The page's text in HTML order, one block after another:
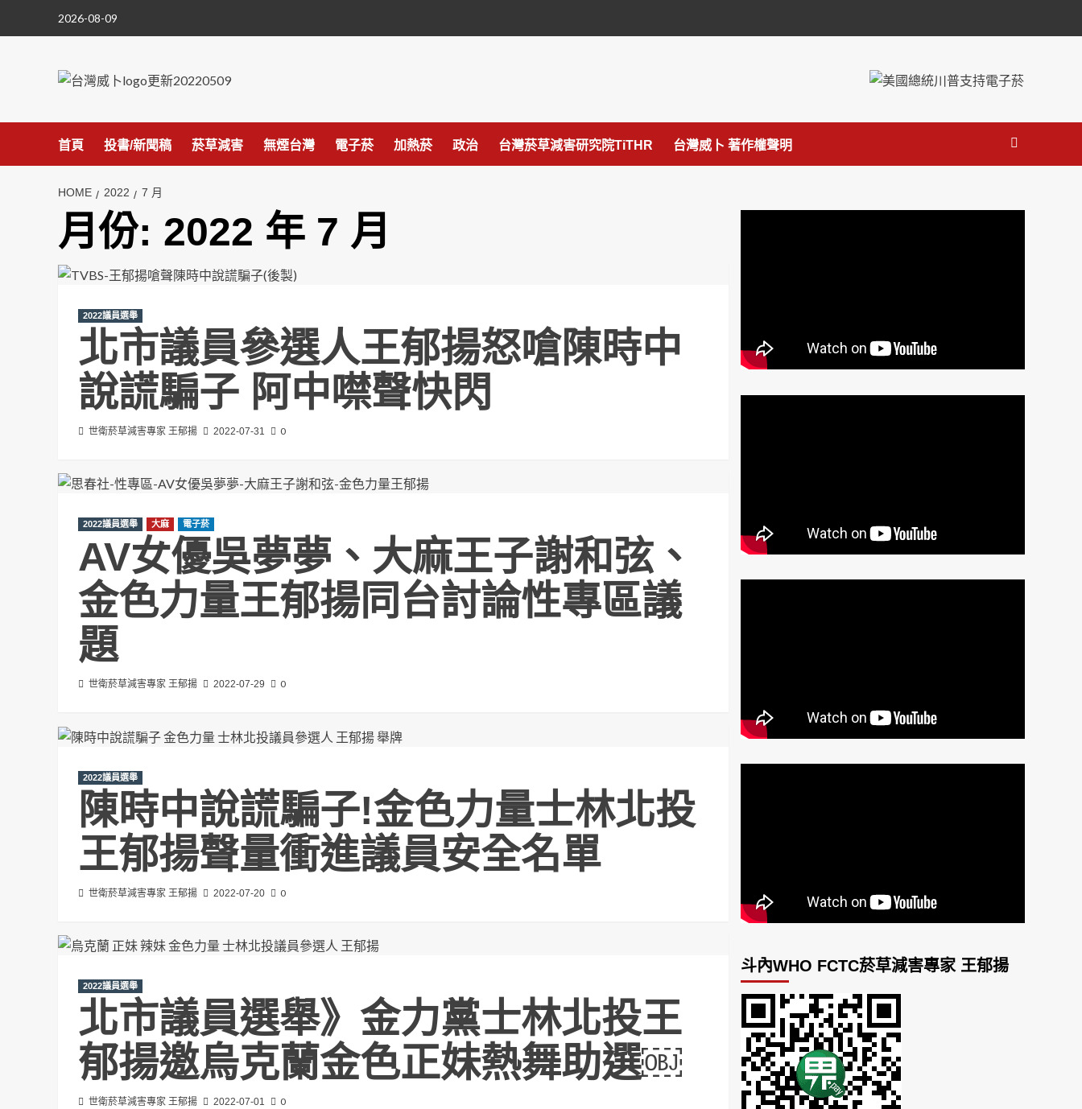
2026-08-09
首頁 投書/新聞稿 菸草減害 無煙台灣 電子菸 加熱菸 政治 台灣菸草減害研究院TiTHR 台灣威卜 著作權聲明
HOME 2022 7 月
月份: 2022 年 7 月
2022議員選舉
北市議員參選人王郁揚怒嗆陳時中
說謊騙子 阿中噤聲快閃
世衛菸草減害專家 王郁揚 2022-07-31 0
2022議員選舉 大麻 電子菸
AV女優吳夢夢、大麻王子謝和弦、
金色力量王郁揚同台討論性專區議
題
世衛菸草減害專家 王郁揚 2022-07-29 0
2022議員選舉
陳時中說謊騙子!金色力量士林北投
王郁揚聲量衝進議員安全名單
世衛菸草減害專家 王郁揚 2022-07-20 0
2022議員選舉
北市議員選舉》金力黨士林北投王
郁揚邀烏克蘭金色正妹熱舞助選￼
世衛菸草減害專家 王郁揚 2022-07-01 0
斗內WHO FCTC菸草減害專家 王郁揚